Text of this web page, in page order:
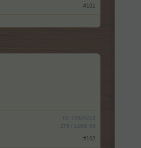
#101
ID: 15824213
275 / 1293/ 53
#102